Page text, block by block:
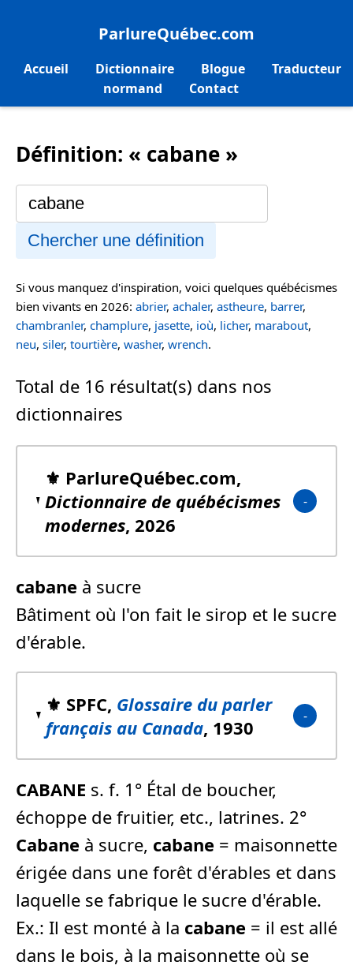
ParlureQuébec.com
Accueil Dictionnaire Blogue
Traducteur
normand
Contact
Définition: « cabane »
Chercher une définition
Si vous manquez d'inspiration, voici quelques québécismes
bien vivants en 2026: abrier, achaler, astheure, barrer,
chambranler, champlure, jasette, ioù, licher, marabout,
neu, siler, tourtière, washer, wrench.
Total de 16 résultat(s) dans nos
dictionnaires
⚜️ ParlureQuébec.com,
Dictionnaire de québécismes
modernes, 2026
cabane à sucre
Bâtiment où l'on fait le sirop et le sucre
d'érable.
⚜️ SPFC, Glossaire du parler
français au Canada, 1930
CABANE s. f. 1° Étal de boucher,
échoppe de fruitier, etc., latrines. 2°
Cabane à sucre, cabane = maisonnette
érigée dans une forêt d'érables et dans
laquelle se fabrique le sucre d'érable.
Ex.: Il est monté à la cabane = il est allé
dans le bois, à la maisonnette où se